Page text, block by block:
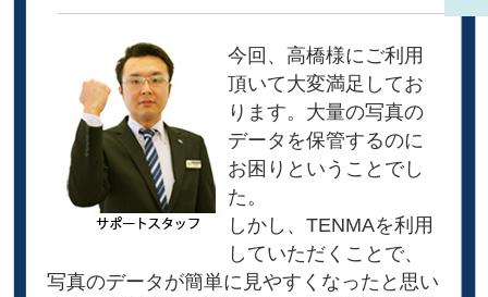
今回、高橋様にご利用
頂いて大変満足してお
ります。大量の写真の
データを保管するのに
お困りということでし
た。
しかし、TENMAを利用
していただくことで、
写真のデータが簡単に見やすくなったと思い